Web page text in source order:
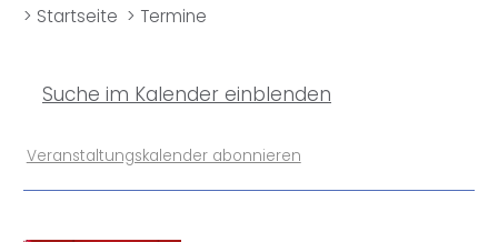
> Startseite > Termine
Suche im Kalender einblenden
Veranstaltungskalender abonnieren